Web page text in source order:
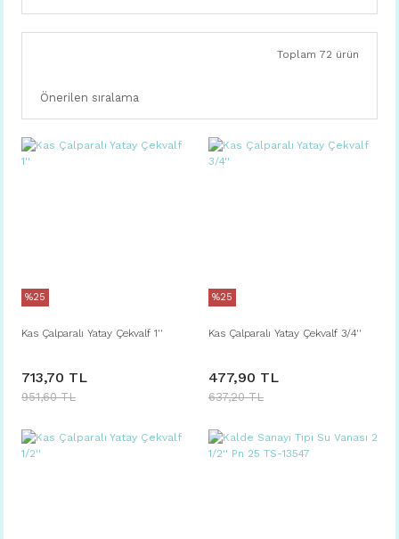
Toplam 72 ürün
%25
Kas Çalparalı Yatay Çekvalf 1''
713,70 TL
951,60 TL
%25
Kas Çalparalı Yatay Çekvalf 3/4''
477,90 TL
637,20 TL